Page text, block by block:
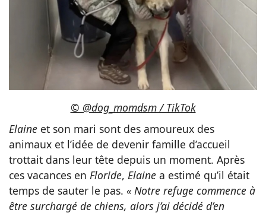
© @dog_momdsm / TikTok
Elaine et son mari sont des amoureux des
animaux et l’idée de devenir famille d’accueil
trottait dans leur tête depuis un moment. Après
ces vacances en Floride, Elaine a estimé qu’il était
temps de sauter le pas. « Notre refuge commence à
être surchargé de chiens, alors j’ai décidé d’en